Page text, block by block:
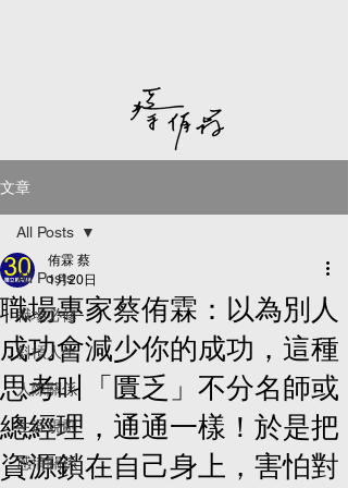
文章
All Posts
職場必修
斜槓人生
人際關係
生涯規劃
感情關係
All Posts
職場專家蔡侑霖：以為別人
成功會減少你的成功，這種
思考叫「匱乏」不分名師或
總經理，通通一樣！於是把
資源鎖在自己身上，害怕對
侑霖 蔡
1月20日